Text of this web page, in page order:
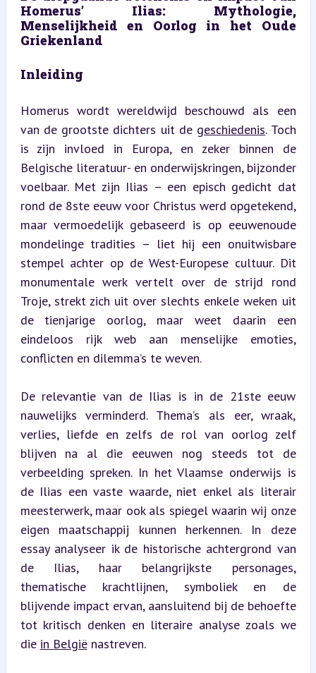
Homerus’ Ilias: Mythologie,
Menselijkheid en Oorlog in het Oude
Griekenland
Inleiding
Homerus wordt wereldwijd beschouwd als een
van de grootste dichters uit de geschiedenis. Toch
is zijn invloed in Europa, en zeker binnen de
Belgische literatuur- en onderwijskringen, bijzonder
voelbaar. Met zijn Ilias – een episch gedicht dat
rond de 8ste eeuw voor Christus werd opgetekend,
maar vermoedelijk gebaseerd is op eeuwenoude
mondelinge tradities – liet hij een onuitwisbare
stempel achter op de West-Europese cultuur. Dit
monumentale werk vertelt over de strijd rond
Troje, strekt zich uit over slechts enkele weken uit
de tienjarige oorlog, maar weet daarin een
eindeloos rijk web aan menselijke emoties,
conflicten en dilemma’s te weven.
De relevantie van de Ilias is in de 21ste eeuw
nauwelijks verminderd. Thema’s als eer, wraak,
verlies, liefde en zelfs de rol van oorlog zelf
blijven na al die eeuwen nog steeds tot de
verbeelding spreken. In het Vlaamse onderwijs is
de Ilias een vaste waarde, niet enkel als literair
meesterwerk, maar ook als spiegel waarin wij onze
eigen maatschappij kunnen herkennen. In deze
essay analyseer ik de historische achtergrond van
de Ilias, haar belangrijkste personages,
thematische krachtlijnen, symboliek en de
blijvende impact ervan, aansluitend bij de behoefte
tot kritisch denken en literaire analyse zoals we
die in België nastreven.